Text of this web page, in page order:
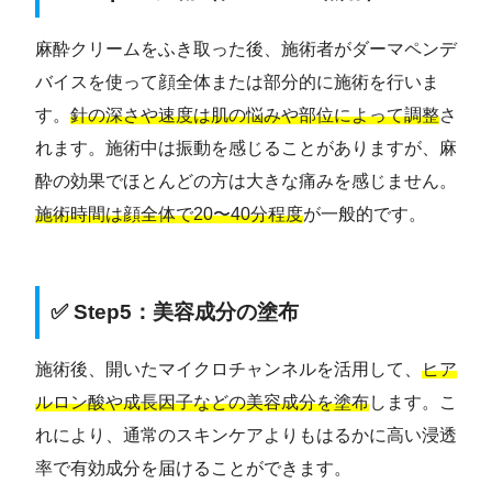
麻酔クリームをふき取った後、施術者がダーマペンデ
バイスを使って顔全体または部分的に施術を行いま
す。 針の深さや速度は肌の悩みや部位によって調整さ
れます。施術中は振動を感じることがありますが、麻
酔の効果でほとんどの方は大きな痛みを感じません。
施術時間は顔全体で20〜40分程度が一般的です。
✅ Step5：美容成分の塗布
施術後、開いたマイクロチャンネルを活用して、 ヒア
ルロン酸や成長因子などの美容成分を塗布します。こ
れにより、通常のスキンケアよりもはるかに高い浸透
率で有効成分を届けることができます。